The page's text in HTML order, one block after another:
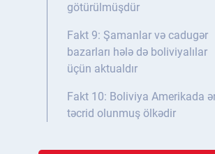
götürülmüşdür
Fakt 9: Şamanlar və cadugər
bazarları hələ də boliviyalılar
üçün aktualdır
Fakt 10: Boliviya Amerikada
təcrid olunmuş ölkədir